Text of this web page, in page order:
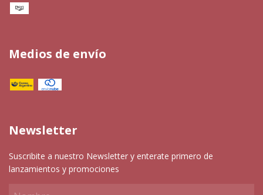
Medios de envío
Newsletter
Suscribite a nuestro Newsletter y enterate primero de
lanzamientos y promociones